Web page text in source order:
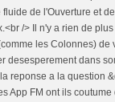
fluide de l'Ouverture et
/> Il n'y a rien de
les Colonnes) de
desesperement dans
reponse a la question
App FM ont ils